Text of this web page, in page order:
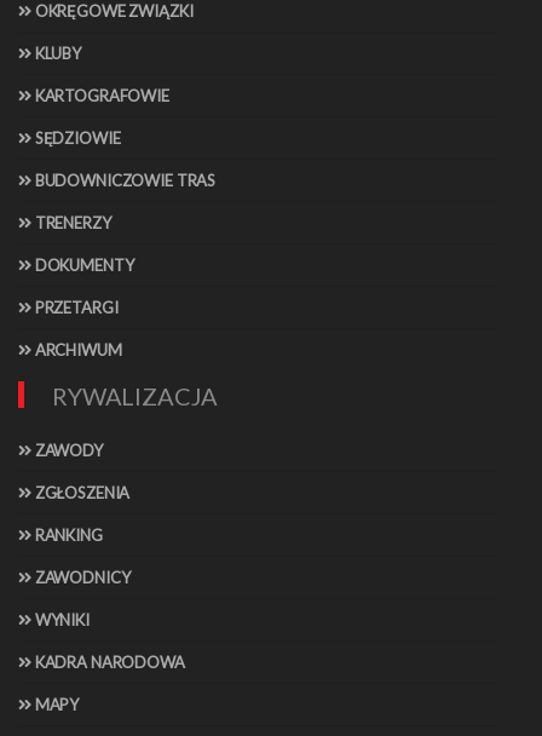
OKRĘGOWE ZWIĄZKI
KLUBY
KARTOGRAFOWIE
SĘDZIOWIE
BUDOWNICZOWIE TRAS
TRENERZY
DOKUMENTY
PRZETARGI
ARCHIWUM
RYWALIZACJA
ZAWODY
ZGŁOSZENIA
RANKING
ZAWODNICY
WYNIKI
KADRA NARODOWA
MAPY